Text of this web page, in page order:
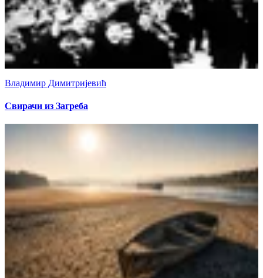
Владимир Димитријевић
Свирачи из Загреба